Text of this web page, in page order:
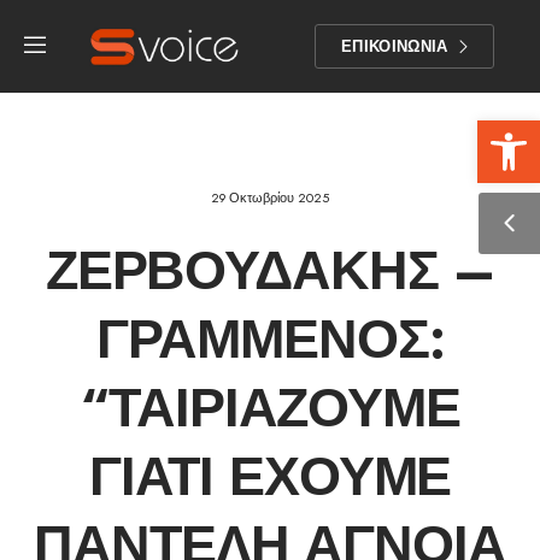
ΕΠΙΚΟΙΝΩΝΙΑ
29 Οκτωβρίου 2025
ΖΕΡΒΟΥΔΆΚΗΣ –
ΓΡΑΜΜΈΝΟΣ:
“ΤΑΙΡΙΆΖΟΥΜΕ
ΓΙΑΤΊ ΈΧΟΥΜΕ